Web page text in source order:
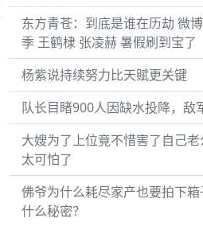
东方青苍：到底是谁在历劫 微
季 王鹤棣 张凌赫 暑假刷到宝了
杨紫说持续努力比天赋更关键
队长目睹900人因缺水投降，敌
大嫂为了上位竟不惜害了自己
太可怕了
佛爷为什么耗尽家产也要拍下
什么秘密？